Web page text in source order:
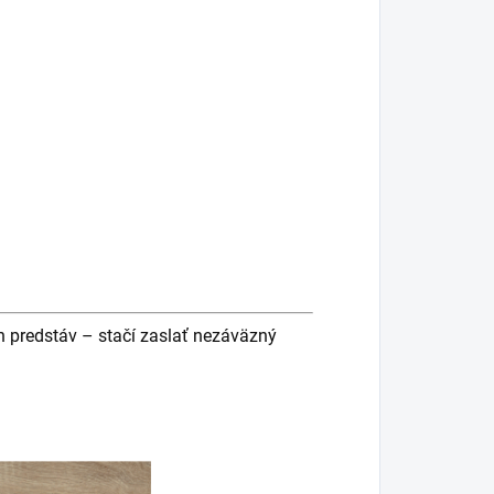
– stačí zaslať nezáväzný